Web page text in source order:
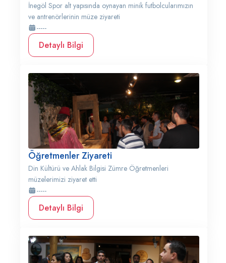
İnegöl Spor alt yapısında oynayan minik futbolcularımızın
ve antrenörlerinin müze ziyareti
-----
Detaylı Bilgi
Öğretmenler Ziyareti
Din Kültürü ve Ahlak Bilgisi Zümre Öğretmenleri
müzelerimizi ziyaret etti
-----
Detaylı Bilgi